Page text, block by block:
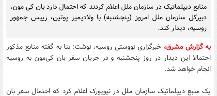
منابع دیپلماتیک در سازمان ملل اعلام کردند که احتمال دارد بان کی مون،
دبیرکل سازمان ملل امروز (پنجشنبه) با ولادیمیر پوتین، رییس جمهور
روسیه، دیدار کند.
به گزارش مشرق، خبرگزاری نووستی روسیه، نوشت: بنا به گفته منابع مذکور
احتمالا این دیدار در روز پنجشنبه و در جریان سفر بان کی‌مون به روسیه
انجام خواهد شد.
یک منبع دیپلماتیک سازمان ملل در نیویورک اعلام کرد که احتمال سفر بان